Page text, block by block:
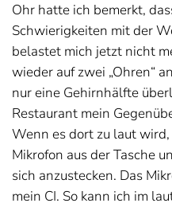
Ohr hatte ich bemerkt,
Schwierigkeiten mit der
belastet mich jetzt nicht
wieder auf zwei „Ohren“
nur eine Gehirnhälfte
Restaurant mein
Wenn es dort zu laut
Mikrofon aus der Tasche
sich anzustecken. Das
mein CI. So kann ich im